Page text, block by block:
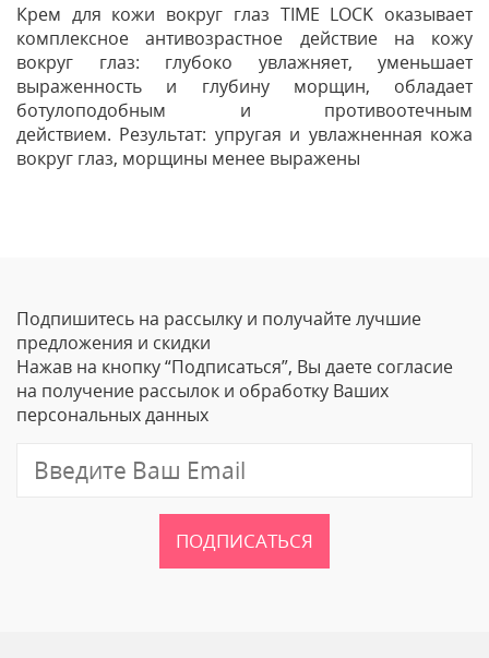
Крем для кожи вокруг глаз TIME LOCK оказывает
комплексное антивозрастное действие на кожу
вокруг глаз: глубоко увлажняет, уменьшает
выраженность и глубину морщин, обладает
ботулоподобным и противоотечным
действием. Результат: упругая и увлажненная кожа
вокруг глаз, морщины менее выражены
Ваше Имя
Email
Подпишитесь на рассылку и получайте лучшие
предложения и скидки
Нажав на кнопку “Подписаться”, Вы даете согласие
на получение рассылок и обработку Ваших
персональных данных
ПОДПИСАТЬСЯ